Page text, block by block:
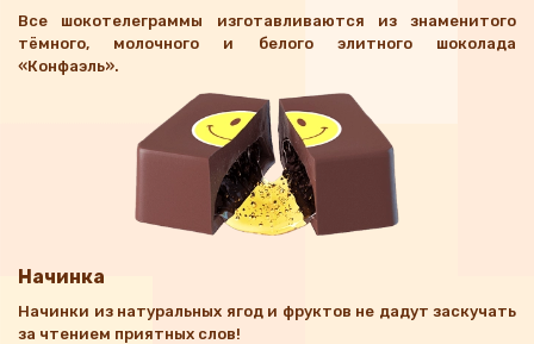
Все шокотелеграммы изготавливаются из знаменитого
тёмного, молочного и белого элитного шоколада
«Конфаэль».
Начинка
Начинки из натуральных ягод и фруктов не дадут заскучать
за чтением приятных слов!